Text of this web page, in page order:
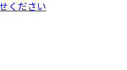
ください